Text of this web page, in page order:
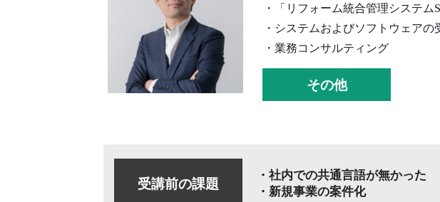
・「リフォーム統合管理システム
・システムおよびソフトウェアの
・業務コンサルティング
その他
受講前の課題
・社内での共通言語が無かった
・新規事業の案件化